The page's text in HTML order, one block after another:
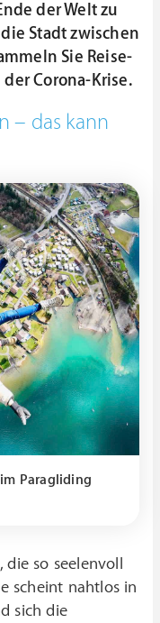
der Welt zu
Stadt zwischen
Sie Reise-
Corona-Krise.
– das kann
Paragliding
die so seelenvoll
scheint nahtlos in
sich die